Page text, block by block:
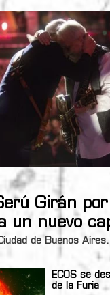
Girán
un nuevo
de Buenos Aires.
ECOS se
de la Furia